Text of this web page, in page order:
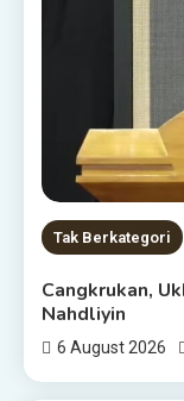
Tak Berkategori
Cangkrukan,
Nahdliyin
6 August 2026